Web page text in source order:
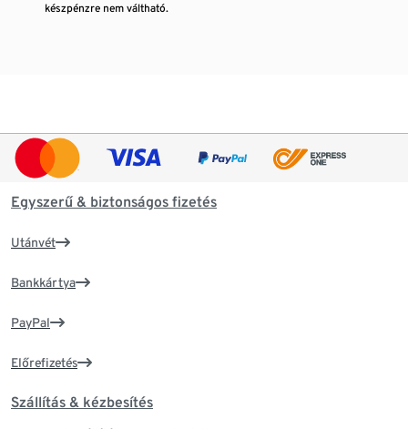
készpénzre nem váltható.
Egyszerű & biztonságos fizetés
Utánvét
Bankkártya
PayPal
Előrefizetés
Szállítás & kézbesítés